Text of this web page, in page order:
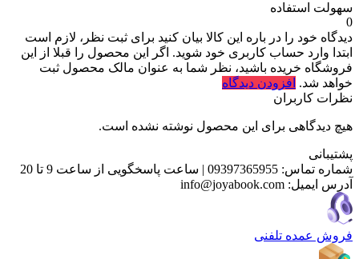
سهولت استفاده
0
دیدگاه خود را در باره این کالا بیان کنید برای ثبت نظر، لازم است
ابتدا وارد حساب کاربری خود شوید. اگر این محصول را قبلا از این
فروشگاه خریده باشید، نظر شما به عنوان مالک محصول ثبت
خواهد شد. افزودن دیدگاه
نظرات کاربران
هیچ دیدگاهی برای این محصول نوشته نشده است.
پشتیبانی
شماره تماس: 09397365955
| ساعت پاسخگویی از ساعت 9 تا 20
آدرس ایمیل: info@joyabook.com
فروش عمده تلفنی